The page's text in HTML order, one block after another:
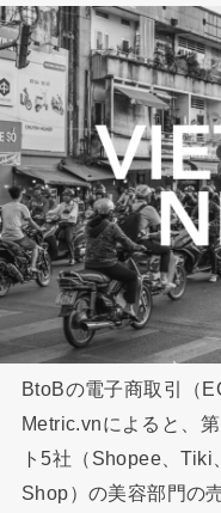
BtoBの電子商取引（
Metric.vnによると、
ト5社（Shopee、
Shop）の美容部門の